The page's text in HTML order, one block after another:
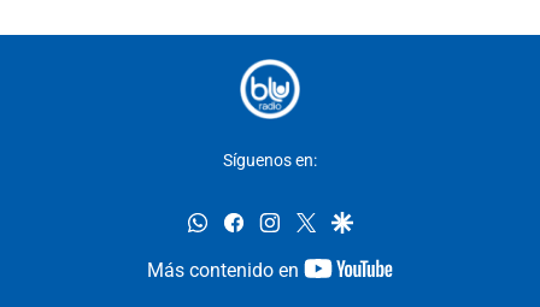
Síguenos en:
whatsappfacebookinstagram
twittergoogle
Más contenido en
youtube-